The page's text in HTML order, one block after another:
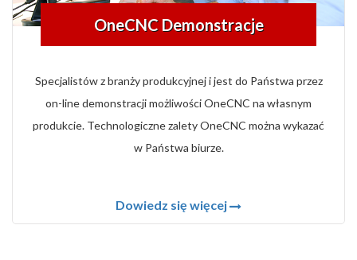
OneCNC Demonstracje
Specjalistów z branży produkcyjnej i jest do Państwa przez
on-line demonstracji możliwości OneCNC na własnym
produkcie. Technologiczne zalety OneCNC można wykazać
w Państwa biurze.
Dowiedz się więcej